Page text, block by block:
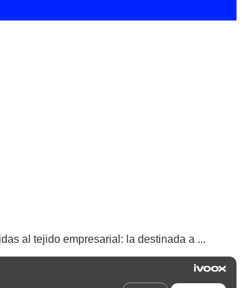
al tejido empresarial: la destinada a ...